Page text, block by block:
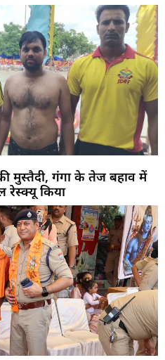
मुस्तैदी, गंगा के तेज बहाव में
किया